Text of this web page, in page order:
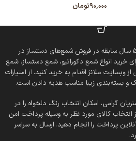
۹۰,۰۰۰تومان
فروشگاه شمع ملانژ با بیش از ۵ سال سابقه در فروش شمع‌های دستساز در
خرید انواع شمع دکوراتیو، شمع دستساز، شمع
ملانژ اقدام به خرید کنید. از امتیازات
و بسته‌بندی زیبا مناسب هدیه دادن است.
گرامی، امکان انتخاب رنگ دلخواه را در
کالای مورد نظر به وسیله پرداخت امن
پرداخت را انجام دهید. ارسال به سراسر